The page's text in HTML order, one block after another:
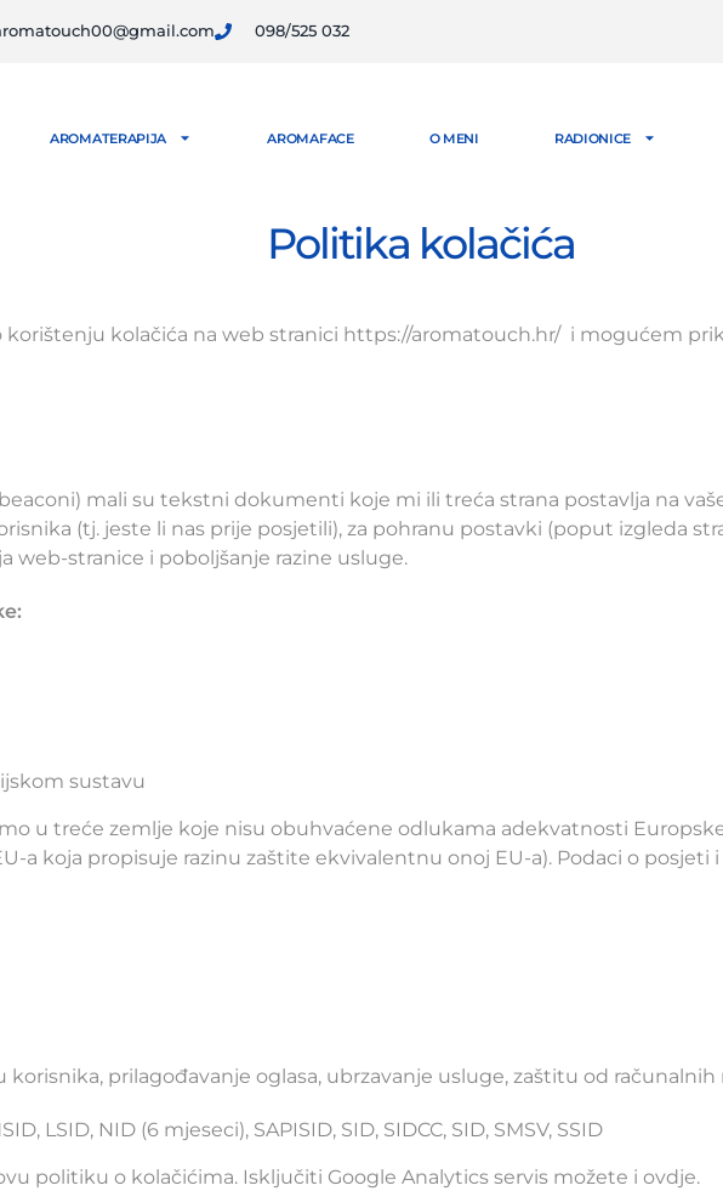
098/525 032
AROMATERAPIJA AROMAFACE O MENI RADIONICE
Politika kolačića
korištenju kolačića na web stranici https://aromatouch.hr/ i mogućem
mali su tekstni dokumenti koje mi ili treća strana postavlja na
(tj. jeste li nas prije posjetili), za pohranu postavki (poput izgleda
web-stranice i poboljšanje razine usluge.
sustavu
u treće zemlje koje nisu obuhvaćene odlukama adekvatnosti
a koja propisuje razinu zaštite ekvivalentnu onoj EU-a). Podaci o
prilagođavanje oglasa, ubrzavanje usluge, zaštitu od
LSID, NID (6 mjeseci), SAPISID, SID, SIDCC, SID, SMSV, SSID
politiku o kolačićima. Isključiti Google Analytics servis možete i ovdje.